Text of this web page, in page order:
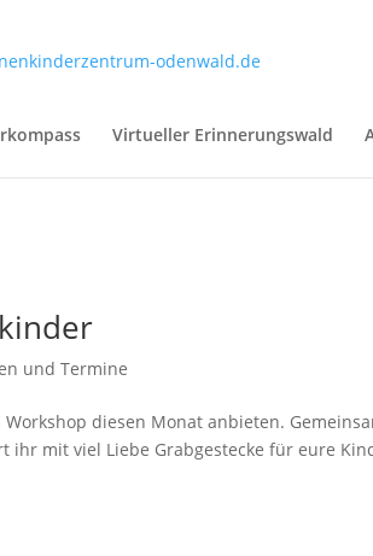
Virtueller Erinnerungswald
und Termine
diesen Monat anbieten.
ihr mit viel Liebe Grabgestecke für eure